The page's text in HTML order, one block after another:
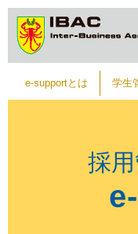
e-supportとは 学生
採